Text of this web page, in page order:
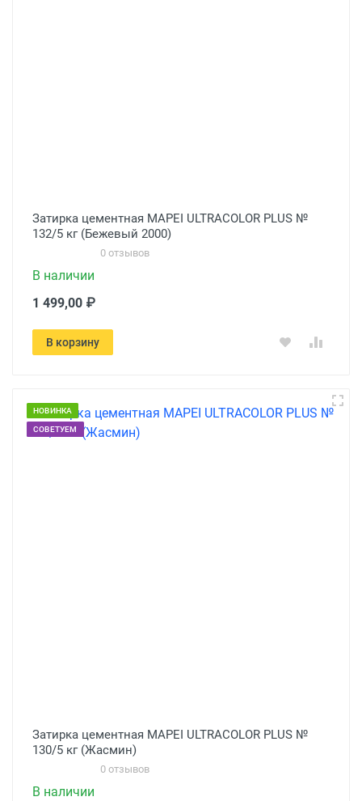
Затирка цементная MAPEI ULTRACOLOR PLUS №
132/5 кг (Бежевый 2000)
0 отзывов
В наличии
1 499,00 ₽
В корзину
НОВИНКА
СОВЕТУЕМ
Затирка цементная MAPEI ULTRACOLOR PLUS №
130/5 кг (Жасмин)
0 отзывов
В наличии